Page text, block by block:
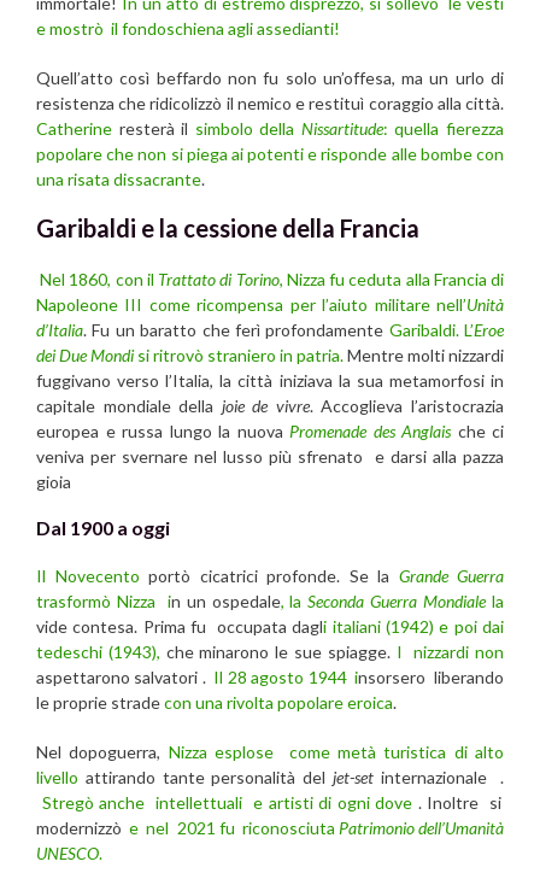
e mostrò il fondoschiena agli assedianti!
Quell’atto così beffardo non fu solo un’offesa, ma un urlo di
resistenza che ridicolizzò il nemico e restituì coraggio alla città.
Catherine resterà il simbolo della Nissartitude: quella fierezza
popolare che non si piega ai potenti e risponde alle bombe con
una risata dissacrante.
Garibaldi e la cessione della Francia
Nel 1860, con il Trattato di Torino, Nizza fu ceduta alla Francia di
Napoleone III come ricompensa per l’aiuto militare nell’Unità
d’Italia. Fu un baratto che ferì profondamente Garibaldi. L’Eroe
dei Due Mondi si ritrovò straniero in patria.Mentre molti nizzardi
fuggivano verso l’Italia, la città iniziava la sua metamorfosi in
capitale mondiale della joie de vivre. Accoglieva l’aristocrazia
europea e russa lungo la nuova Promenade des Anglaische ci
veniva per svernare nel lusso più sfrenato e darsi alla pazza
gioia
Dal 1900 a oggi
Il Novecento portò cicatrici profonde. Se la Grande Guerra
trasformò Nizza in un ospedale, laSeconda Guerra Mondialela
vide contesa. Prima fu occupata dagli italiani (1942) e poi dai
tedeschi (1943), che minarono le sue spiagge. I nizzardi non
aspettarono salvatori .Il 28 agosto 1944 insorsero liberando
le proprie stradecon una rivolta popolare eroica.
Nel dopoguerra, Nizza esplose come metà turistica di alto
livello attirando tante personalità del jet-setinternazionale .
Stregò anche intellettuali e artisti di ogni dove . Inoltre si
modernizzò e nel 2021 fu riconosciuta Patrimonio dell’Umanità
UNESCO.